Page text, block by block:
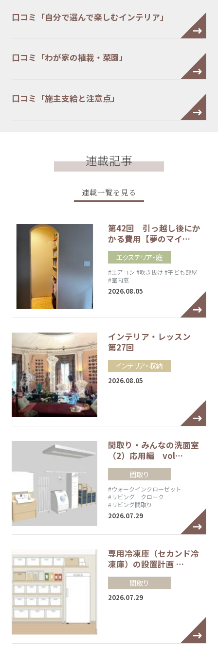
口コミ「自分で選んで楽しむインテリア」
口コミ「わが家の植栽・菜園」
口コミ「施主支給と注意点」
連載記事
連載一覧を見る
第42回 引っ越し後にか
かる費用【夢のマイ…
エクステリア・庭
#エアコン #吹き抜け #子ども部屋
#室内窓
2026.08.05
インテリア・レッスン
第27回
インテリア・収納
2026.08.05
間取り・みんなの洗面室
（2）応用編 vol…
間取り
#ウォークインクローゼット
#リビング クローク
#リビング間取り
2026.07.29
専用冷凍庫（セカンド冷
凍庫）の設置計画 …
間取り
2026.07.29